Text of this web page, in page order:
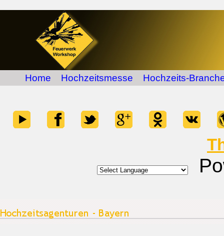
Home Hochzeitsmesse Hochzeits-